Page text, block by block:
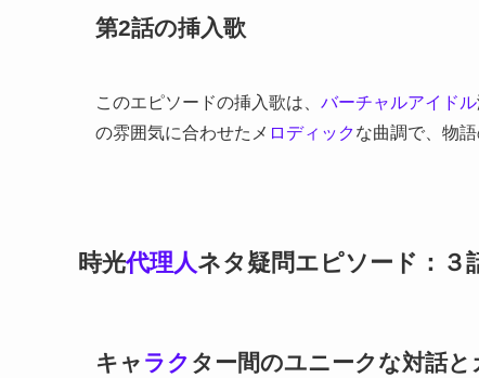
第2話の挿入歌
このエピソードの挿入歌は、 バーチャルアイドル
の雰囲気に合わせたメ ロディックな曲調で、物
時光代理人ネタ疑問エピソード：３
キャ ラク ター間のユニークな対話